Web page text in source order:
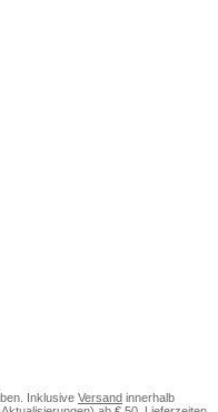
Inklusive Versand innerhalb